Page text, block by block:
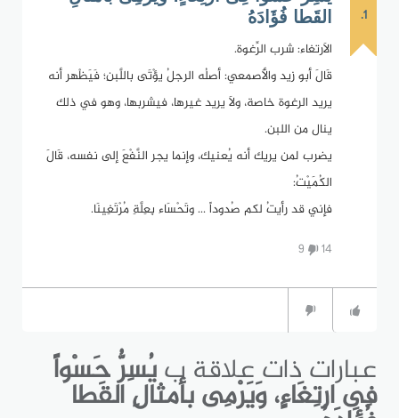
1.
القَطا فُؤَادَهُ
الاَرتغاء: شرب الرِّغوة.
قَالَ أبو زيد والأَصمعي: أصلُه الرجلُ يؤْتَى باللَّبنِ؛ فَيَظْهر أنه
يريد الرغوة خاصة، ولاَ يريد غيرها، فيشربها، وهو في ذلك
ينال من اللبن.
يضرب لمن يريك أنه يُعنيك، وإنما يجر النَّفْعَ إلى نفسه، قَالَ
الكُمَيْتُ:
فإني قد رأيتُ لكم صُدوداً ... وتَحْسَاء بِعِلَّةِ مُرْتَغِينَا.
14
9
عبارات ذات علاقة بيُسِرُّ حَسْواً
فِى ارتِغَاءٍ، وَيَرْمِى بأمثالِ القَطا